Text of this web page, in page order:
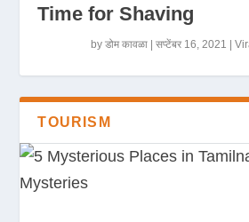
Time for Shaving
byडोम कावळा |सप्टेंबर 16, 2021 |
TOURISM